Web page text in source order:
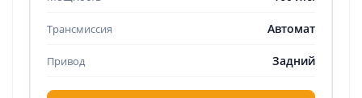
Автомат
Задний